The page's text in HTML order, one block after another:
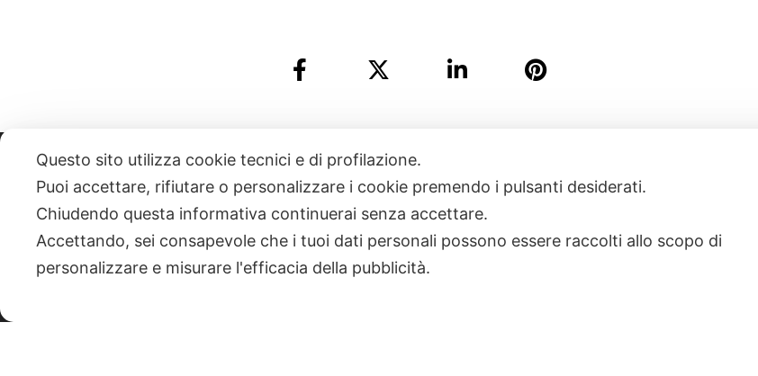
| NEWSLETTER
|
Questo sito utilizza cookie tecnici e di profilazione.
Puoi accettare, rifiutare o personalizzare i cookie premendo i pulsanti desiderati.
Chiudendo questa informativa continuerai senza accettare.
Accettando, sei consapevole che i tuoi dati personali possono essere raccolti allo scopo di
personalizzare e misurare l'efficacia della pubblicità.